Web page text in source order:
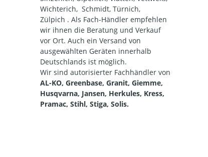
Wichterich, Schmidt, Türnich,
Zülpich . Als Fach-Händler empfehlen
wir ihnen die Beratung und Verkauf
vor Ort. Auch ein Versand von
ausgewählten Geräten innerhalb
Deutschlands ist möglich.
Wir sind autorisierter Fachhändler von
AL-KO, Greenbase, Granit, Giemme,
Husqvarna, Jansen, Herkules, Kress,
Pramac, Stihl, Stiga, Solis.